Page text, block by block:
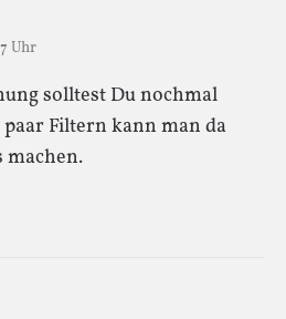
Uhr
solltest Du nochmal
Filtern kann man da